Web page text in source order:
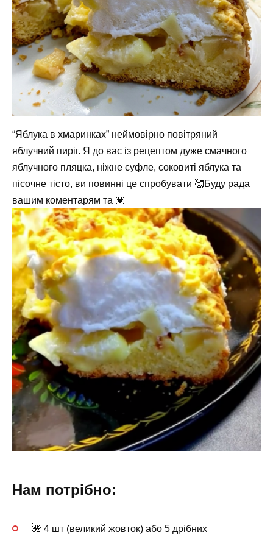
“Яблука в хмаринках” неймовірно повітряний
яблучний пиріг. Я до вас із рецептом дуже смачного
яблучного пляцка, ніжне суфле, соковиті яблука та
пісочне тісто, ви повинні це спробувати 🥰Буду рада
вашим коментарям та 💓
Нам потрібно:
🌺 4 шт (великий жовток) або 5 дрібних